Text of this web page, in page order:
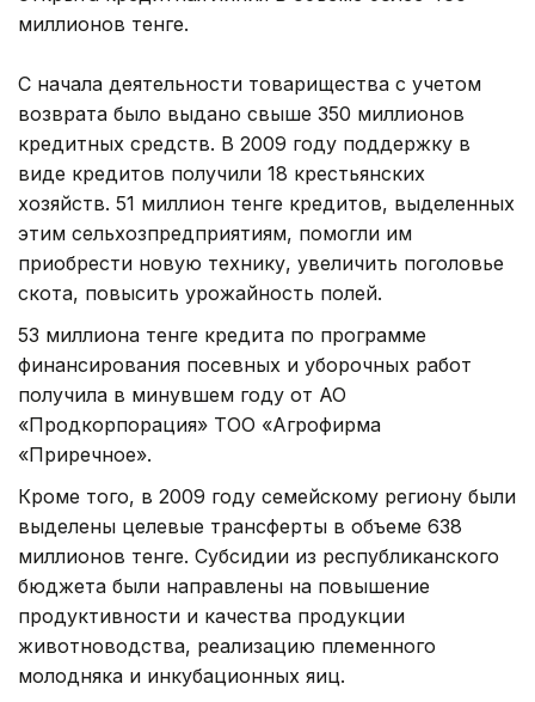
миллионов тенге.
С начала деятельности товарищества с учетом
возврата было выдано свыше 350 миллионов
кредитных средств. В 2009 году поддержку в
виде кредитов получили 18 крестьянских
хозяйств. 51 миллион тенге кредитов, выделенных
этим сельхозпредприятиям, помогли им
приобрести новую технику, увеличить поголовье
скота, повысить урожайность полей.
53 миллиона тенге кредита по программе
финансирования посевных и уборочных работ
получила в минувшем году от АО
«Продкорпорация» ТОО «Агрофирма
«Приречное».
Кроме того, в 2009 году семейскому региону были
выделены целевые трансферты в объеме 638
миллионов тенге. Субсидии из республиканского
бюджета были направлены на повышение
продуктивности и качества продукции
животноводства, реализацию племенного
молодняка и инкубационных яиц.